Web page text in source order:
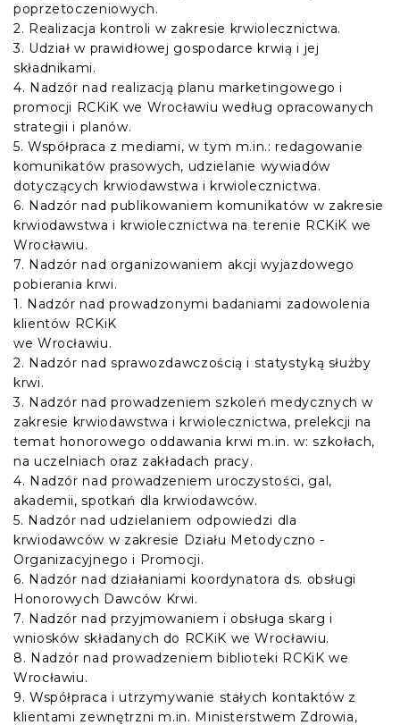
poprzetoczeniowych.
2. Realizacja kontroli w zakresie krwiolecznictwa.
3. Udział w prawidłowej gospodarce krwią i jej
składnikami.
4. Nadzór nad realizacją planu marketingowego i
promocji RCKiK we Wrocławiu według opracowanych
strategii i planów.
5. Współpraca z mediami, w tym m.in.: redagowanie
komunikatów prasowych, udzielanie wywiadów
dotyczących krwiodawstwa i krwiolecznictwa.
6. Nadzór nad publikowaniem komunikatów w zakresie
krwiodawstwa i krwiolecznictwa na terenie RCKiK we
Wrocławiu.
7. Nadzór nad organizowaniem akcji wyjazdowego
pobierania krwi.
1. Nadzór nad prowadzonymi badaniami zadowolenia
klientów RCKiK
we Wrocławiu.
2. Nadzór nad sprawozdawczością i statystyką służby
krwi.
3. Nadzór nad prowadzeniem szkoleń medycznych w
zakresie krwiodawstwa i krwiolecznictwa, prelekcji na
temat honorowego oddawania krwi m.in. w: szkołach,
na uczelniach oraz zakładach pracy.
4. Nadzór nad prowadzeniem uroczystości, gal,
akademii, spotkań dla krwiodawców.
5. Nadzór nad udzielaniem odpowiedzi dla
krwiodawców w zakresie Działu Metodyczno -
Organizacyjnego i Promocji.
6. Nadzór nad działaniami koordynatora ds. obsługi
Honorowych Dawców Krwi.
7. Nadzór nad przyjmowaniem i obsługa skarg i
wniosków składanych do RCKiK we Wrocławiu.
8. Nadzór nad prowadzeniem biblioteki RCKiK we
Wrocławiu.
9. Współpraca i utrzymywanie stałych kontaktów z
klientami zewnętrzni m.in. Ministerstwem Zdrowia,